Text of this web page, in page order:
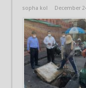
sopha kol December